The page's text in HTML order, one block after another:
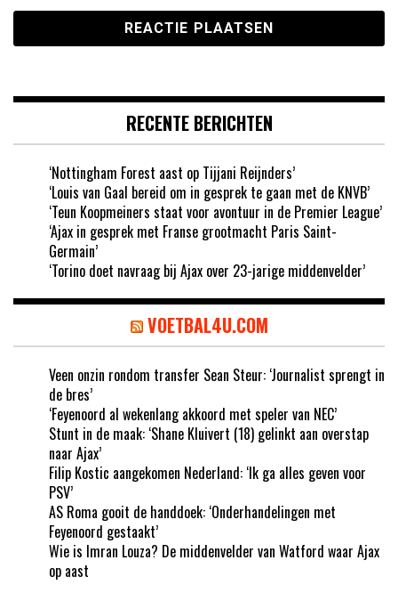
RECENTE BERICHTEN
‘Nottingham Forest aast op Tijjani Reijnders’
‘Louis van Gaal bereid om in gesprek te gaan met de KNVB’
‘Teun Koopmeiners staat voor avontuur in de Premier League’
‘Ajax in gesprek met Franse grootmacht Paris Saint-
Germain’
‘Torino doet navraag bij Ajax over 23-jarige middenvelder’
VOETBAL4U.COM
Veen onzin rondom transfer Sean Steur: ‘Journalist sprengt in
de bres’
‘Feyenoord al wekenlang akkoord met speler van NEC’
Stunt in de maak: ‘Shane Kluivert (18) gelinkt aan overstap
naar Ajax’
Filip Kostic aangekomen Nederland: ‘Ik ga alles geven voor
PSV’
AS Roma gooit de handdoek: ‘Onderhandelingen met
Feyenoord gestaakt’
Wie is Imran Louza? De middenvelder van Watford waar Ajax
op aast